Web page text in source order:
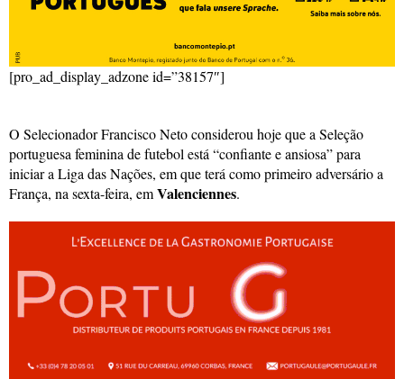
[pro_ad_display_adzone id=”38157″]
O Selecionador Francisco Neto considerou hoje que a Seleção
portuguesa feminina de futebol está “confiante e ansiosa” para
iniciar a Liga das Nações, em que terá como primeiro adversário a
França, na sexta-feira, emValenciennes.